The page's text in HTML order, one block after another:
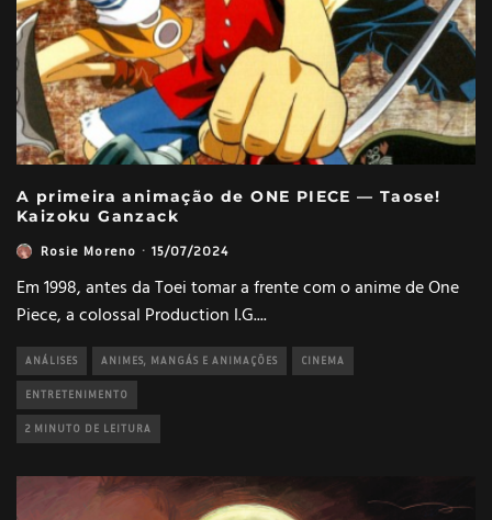
A primeira animação de ONE PIECE — Taose!
Kaizoku Ganzack
Rosie Moreno · 15/07/2024
Em 1998, antes da Toei tomar a frente com o anime de One
Piece, a colossal Production I.G....
ANÁLISES ANIMES, MANGÁS E ANIMAÇÕES CINEMA
ENTRETENIMENTO
2 MINUTO DE LEITURA